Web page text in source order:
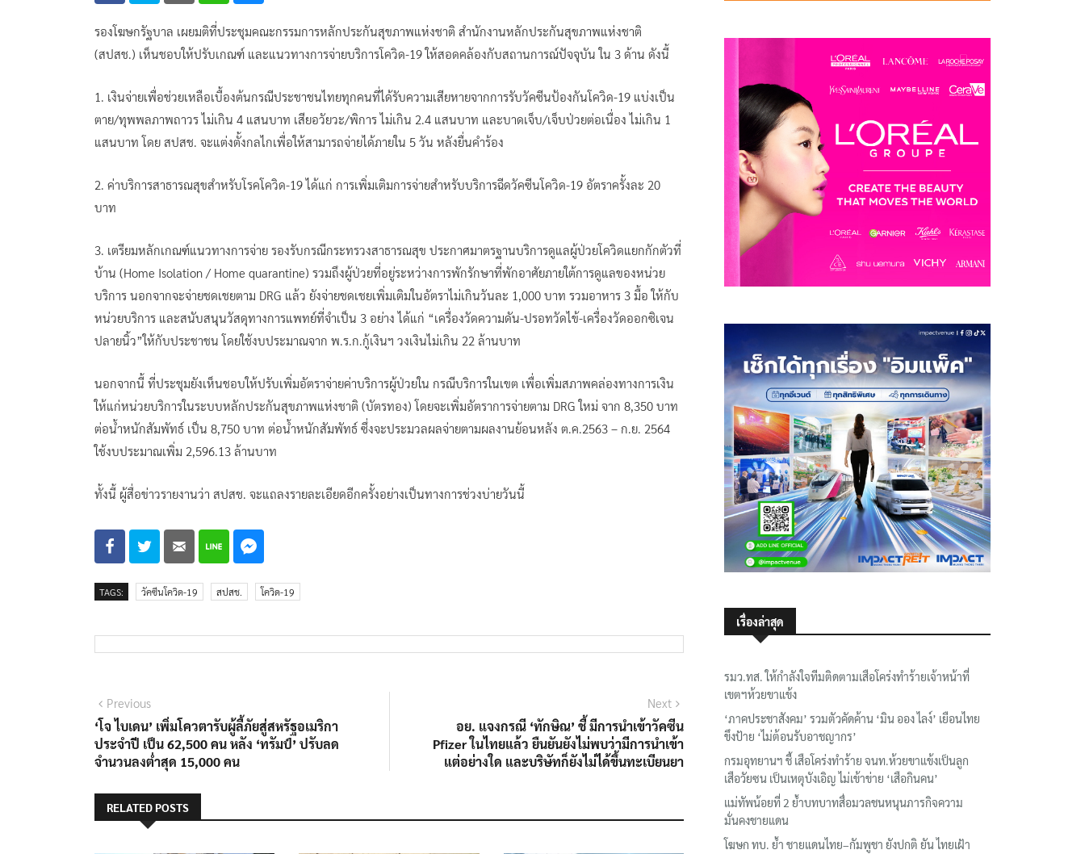
รองโฆษกรัฐบาล เผยมติที่ประชุมคณะกรรมการหลักประกันสุขภาพแห่งชาติ สำนักงานหลักประกันสุขภาพแห่งชาติ
(สปสช.) เห็นชอบให้ปรับเกณฑ์ และแนวทางการจ่ายบริการโควิด-19 ให้สอดคล้องกับสถานการณ์ปัจจุบัน ใน 3 ด้าน ดังนี้
1. เงินจ่ายเพื่อช่วยเหลือเบื้องต้นกรณีประชาชนไทยทุกคนที่ได้รับความเสียหายจากการรับวัคซีนป้องกันโควิด-19 แบ่งเป็น
ตาย/ทุพพลภาพถาวร ไม่เกิน 4 แสนบาท เสียอวัยวะ/พิการ ไม่เกิน 2.4 แสนบาท และบาดเจ็บ/เจ็บป่วยต่อเนื่อง ไม่เกิน 1
แสนบาท โดย สปสช. จะแต่งตั้งกลไกเพื่อให้สามารถจ่ายได้ภายใน 5 วัน หลังยื่นคำร้อง
2. ค่าบริการสาธารณสุขสำหรับโรคโควิด-19 ได้แก่ การเพิ่มเติมการจ่ายสำหรับบริการฉีดวัคซีนโควิด-19 อัตราครั้งละ 20
บาท
3. เตรียมหลักเกณฑ์แนวทางการจ่าย รองรับกรณีกระทรวงสาธารณสุข ประกาศมาตรฐานบริการดูแลผู้ป่วยโควิดแยกกักตัวที่
บ้าน (Home Isolation / Home quarantine) รวมถึงผู้ป่วยที่อยู่ระหว่างการพักรักษาที่พักอาศัยภายใต้การดูแลของหน่วย
บริการ นอกจากจะจ่ายชดเชยตาม DRG แล้ว ยังจ่ายชดเชยเพิ่มเติมในอัตราไม่เกินวันละ 1,000 บาท รวมอาหาร 3 มื้อ ให้กับ
หน่วยบริการ และสนับสนุนวัสดุทางการแพทย์ที่จำเป็น 3 อย่าง ได้แก่ “เครื่องวัดความดัน-ปรอทวัดไข้-เครื่องวัดออกซิเจน
ปลายนิ้ว”ให้กับประชาชน โดยใช้งบประมาณจาก พ.ร.ก.กู้เงินฯ วงเงินไม่เกิน 22 ล้านบาท
นอกจากนี้ ที่ประชุมยังเห็นชอบให้ปรับเพิ่มอัตราจ่ายค่าบริการผู้ป่วยใน กรณีบริการในเขต เพื่อเพิ่มสภาพคล่องทางการเงิน
ให้แก่หน่วยบริการในระบบหลักประกันสุขภาพแห่งชาติ (บัตรทอง) โดยจะเพิ่มอัตราการจ่ายตาม DRG ใหม่ จาก 8,350 บาท
ต่อน้ำหนักสัมพัทธ์ เป็น 8,750 บาท ต่อน้ำหนักสัมพัทธ์ ซึ่งจะประมวลผลจ่ายตามผลงานย้อนหลัง ต.ค.2563 – ก.ย. 2564
ใช้งบประมาณเพิ่ม 2,596.13 ล้านบาท
ทั้งนี้ ผู้สื่อข่าวรายงานว่า สปสช. จะแถลงรายละเอียดอีกครั้งอย่างเป็นทางการช่วงบ่ายวันนี้
TAGS: วัคซีนโควิด-19 สปสช. โควิด-19
แนะแนว
เรื่อง
PreviousPrevious
post:
‘โจ ไบเดน’ เพิ่มโควตารับผู้ลี้ภัยสู่สหรัฐอเมริกา
ประจำปี เป็น 62,500 คน หลัง ‘ทรัมป์’ ปรับลด
จำนวนลงต่ำสุด 15,000 คน
Next
post:
อย. แจงกรณี ‘ทักษิณ’ ชี้ มีการนำเข้าวัคซีน
Pfizer ในไทยแล้ว ยืนยันยังไม่พบว่ามีการนำเข้า
แต่อย่างใด และบริษัทก็ยังไม่ได้ขึ้นทะเบียนยา
RELATED POSTS
เรื่องล่าสุด
รมว.ทส. ให้กำลังใจทีมติดตามเสือโคร่งทำร้ายเจ้าหน้าที่
เขตฯห้วยขาแข้ง
‘ภาคประชาสังคม’ รวมตัวคัดค้าน ‘มิน ออง ไลง์’ เยือนไทย
ขึงป้าย ‘ไม่ต้อนรับอาชญากร’
กรมอุทยานฯ ชี้ เสือโคร่งทำร้าย จนท.ห้วยขาแข้งเป็นลูก
เสือวัยซน เป็นเหตุบังเอิญ ไม่เข้าข่าย ‘เสือกินคน’
แม่ทัพน้อยที่ 2 ย้ำบทบาทสื่อมวลชนหนุนภารกิจความ
มั่นคงชายแดน
โฆษก ทบ. ย้ำ ชายแดนไทย–กัมพูชา ยังปกติ ยัน ไทยเฝ้า